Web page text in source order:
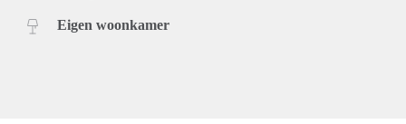
Eigen woonkamer